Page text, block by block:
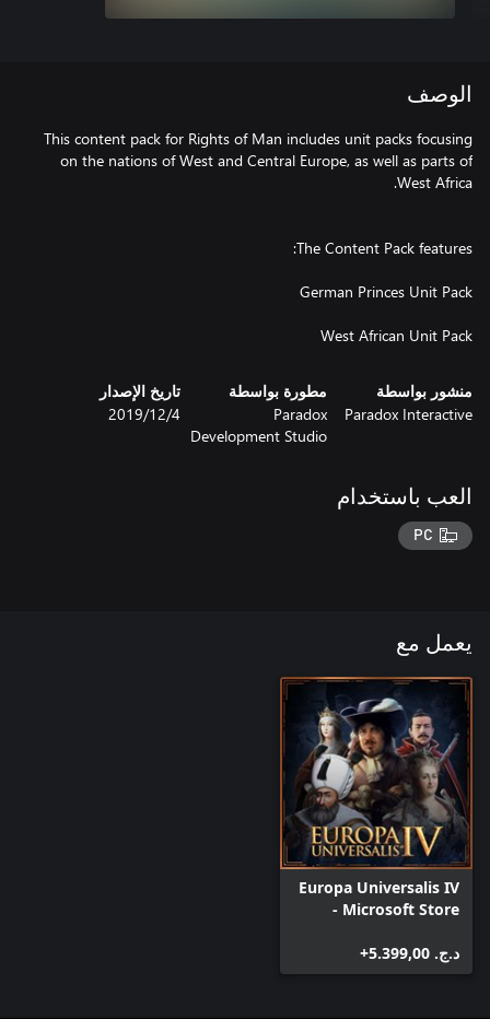
الوصف
This content pack for Rights of Man includes unit packs focusing
on the nations of West and Central Europe, as well as parts of
West African Unit Pack
منشور بواسطة
Paradox Interactive
مطورة بواسطة
Paradox
Development Studio
تاريخ الإصدار
4‏/12‏/2019
العب باستخدام
PC
يعمل مع
Europa Universalis IV
- Microsoft Store
د.ج.‏ 5.399,00+